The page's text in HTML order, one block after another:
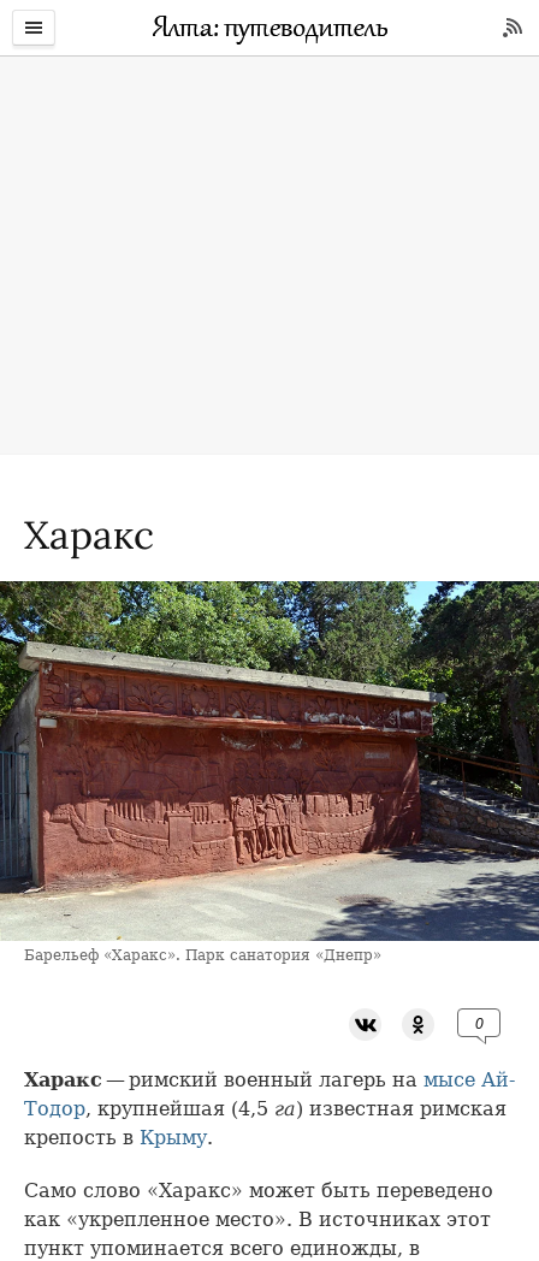
Харакс
Барельеф «Харакс». Парк санатория «Днепр»
0
Харакс — римский военный лагерь на мысе Ай-
Тодор, крупнейшая (4,5 га) известная римская
крепость в Крыму.
Само слово «Харакс» может быть переведено
как «укрепленное место». В источниках этот
пункт упоминается всего единожды, в